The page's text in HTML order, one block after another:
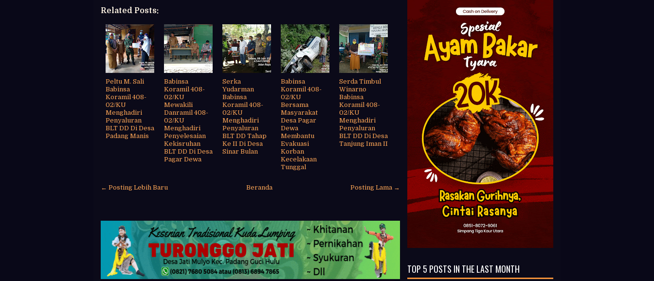
Related Posts:
Peltu M. Sali
Babinsa
Koramil 408-
02/KU
Menghadiri
Penyaluran
BLT DD Di Desa
Padang Manis
Babinsa
Koramil 408-
02/KU
Mewakili
Danramil 408-
02/KU
Menghadiri
Penyelesaian
Kekisruhan
BLT DD Di Desa
Pagar Dewa
Serka
Yudarman
Babinsa
Koramil 408-
02/KU
Menghadiri
Penyaluran
BLT DD Tahap
Ke II Di Desa
Sinar Bulan
Babinsa
Koramil 408-
02/KU
Bersama
Masyarakat
Desa Pagar
Dewa
Membantu
Evakuasi
Korban
Kecelakaan
Tunggal
Serda Timbul
Winarno
Babinsa
Koramil 408-
02/KU
Menghadiri
Penyaluran
BLT DD Di Desa
Tanjung Iman II
← Posting Lebih Baru Posting Lama →
Beranda
TOP 5 POSTS IN THE LAST MONTH